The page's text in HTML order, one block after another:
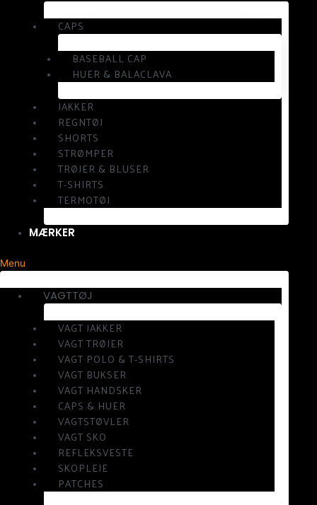
CAPS
BASEBALL CAP
HUER & BALACLAVA
JAKKER
REGNTØJ
SHORTS
STRØMPER
TRØJER & BLUSER
T-SHIRTS
TERMOTØJ
MÆRKER
Menu
VAGTTØJ
VAGT JAKKER
VAGT TRØJER
VAGT POLO & T-SHIRTS
VAGT BUKSER
VAGT HANDSKER
CAPS & HUER
VAGTSTØVLER
VAGT SKO
REFLEKSVESTE
SKOPLEJE
PATCHES